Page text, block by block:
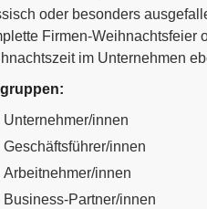
oder besonders
Firmen-Weihnachtsfeier
im Unternehmen
Unternehmer/innen
Geschäftsführer/innen
Arbeitnehmer/innen
Business-Partner/innen